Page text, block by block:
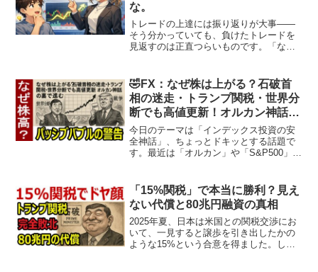
な。
トレードの上達には振り返りが大事――
そう分かっていても、負けたトレードを
見返すのは正直つらいものです。「なん
分が落ちる。だから振り返りが続かな
い。テクニカル分析のつもり...
🤣FX：なぜ株は上がる？石破首
相の迷走・トランプ関税・世界分
断でも高値更新！オルカン神話の
裏に潜むパッシブバブルの正体
今日のテーマは「インデックス投資の安
全神話」、ちょっとドキッとする話題で
す。最近は「オルカン」や「S&P500」を
散・低コスト」と言われれば、安心感も
あるし、投...
「15%関税」で本当に勝利？見え
ない代償と80兆円融資の真相
2025年夏、日本は米国との関税交渉にお
いて、一見すると譲歩を引き出したかの
ような15%という合意を得ました。しか